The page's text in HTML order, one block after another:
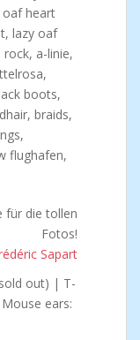
für die tollen
Fotos!
Sapart
out) | T-
ears: